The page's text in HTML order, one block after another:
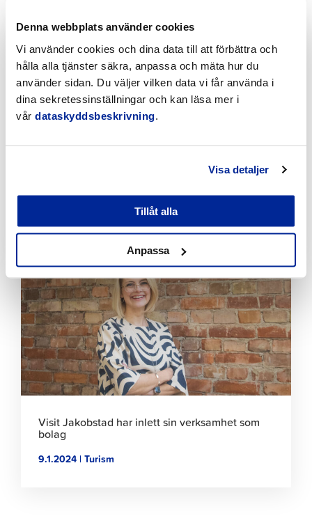
Denna webbplats använder cookies
Vi använder cookies och dina data till att förbättra och
hålla alla tjänster säkra, anpassa och mäta hur du
använder sidan. Du väljer vilken data vi får använda i
dina sekretessinställningar och kan läsa mer i
vår dataskyddsbeskrivning
Visa detaljer
Tillåt alla
Anpassa
Klicka
för
att
läsa
artikeln
för
att
läsa
artikeln
Visit Jakobstad har inlett sin verksamhet som
bolag
9.1.2024 | Turism